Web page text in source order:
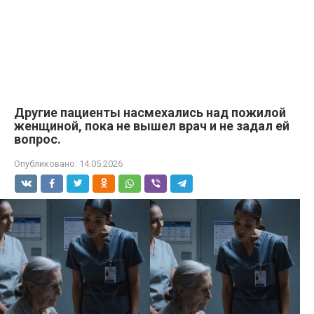
Другие пациенты насмехались над пожилой
женщиной, пока не вышел врач и не задал ей
вопрос.
Опубликовано: 14.05.2026